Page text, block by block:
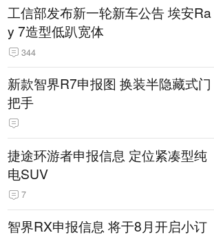
工信部发布新一轮新车公告 埃安Ra
y 7造型低趴宽体
344
新款智界R7申报图 换装半隐藏式门
把手
捷途环游者申报信息 定位紧凑型纯
电SUV
7
智界RX申报信息 将于8月开启小订